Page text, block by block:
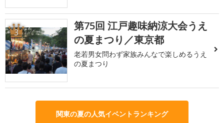
3
第75回 江戸趣味納涼大会うえ
の夏まつり／東京都
老若男女問わず家族みんなで楽しめるうえ
の夏まつり
関東の夏の人気イベントランキング